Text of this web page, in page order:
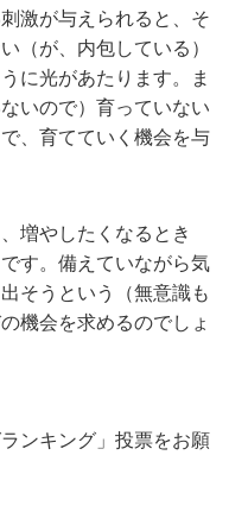
激が与えられると、そ
（が、内包している）
に光があたります。ま
いので）育っていない
、育てていく機会を与
増やしたくなるとき
す。備えていながら気
そうという（無意識も
機会を求めるのでしょ
ンキング」投票をお願